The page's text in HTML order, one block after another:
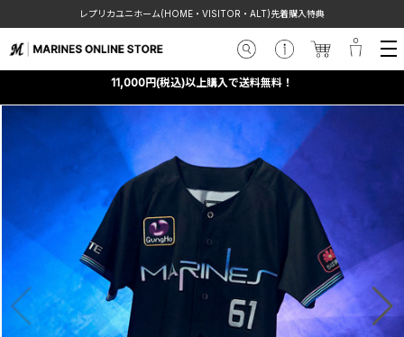
レプリカユニホーム(HOME・VISITOR・ALT)先着購入特典
11,000円(税込)以上購入で送料無料！